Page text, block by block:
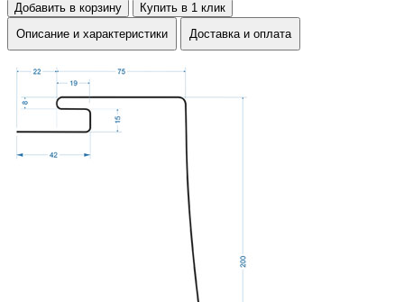
Добавить в корзину
Купить в 1 клик
Описание и характеристики
Доставка и оплата